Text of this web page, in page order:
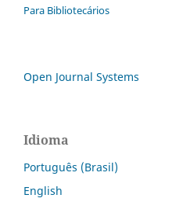
Para Bibliotecários
Open Journal Systems
Idioma
Português (Brasil)
English